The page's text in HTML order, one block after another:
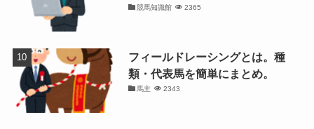
競馬知識館 2365
フィールドレーシングとは。種
類・代表馬を簡単にまとめ。
馬主 2343